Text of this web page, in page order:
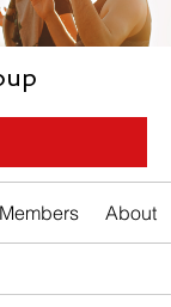
Members About